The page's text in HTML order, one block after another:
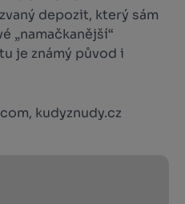
depozit, který sám
„namačkanější“
je známý původ i
kudyznudy.cz